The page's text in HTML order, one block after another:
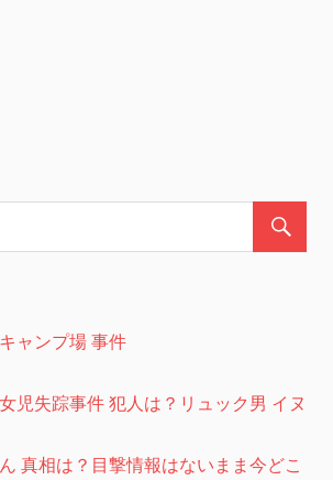
ャンプ場 事件
児失踪事件 犯人は？リュック男 イヌ
真相は？目撃情報はないまま今どこ